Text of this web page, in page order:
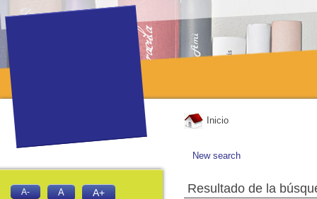
Inicio
New search
Resultado de la
A- A A+